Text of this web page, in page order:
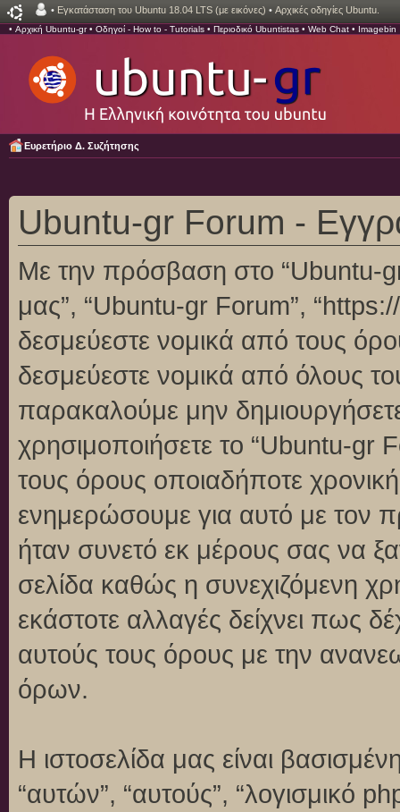
• Εγκατάσταση του Ubuntu 18.04 LTS (με εικόνες) • Αρχικές οδηγίες Ubuntu.
• Αρχική Ubuntu-gr• Οδηγοί - How to - Tutorials • Περιοδικό Ubuntistas • Web Chat • Imagebin
Ευρετήριο Δ. Συζήτησης
Ubuntu-gr Forum -
Με την πρόσβαση στο “Ubuntu-gr
μας”, “Ubuntu-gr Forum”,
δεσμεύεστε νομικά από τους
δεσμεύεστε νομικά από όλους
παρακαλούμε μην
χρησιμοποιήσετε το “Ubuntu-gr
τους όρους οποιαδήποτε
ενημερώσουμε για αυτό με τον
ήταν συνετό εκ μέρους σας να
σελίδα καθώς η συνεχιζόμενη
εκάστοτε αλλαγές δείχνει πως
αυτούς τους όρους με την
όρων.
Η ιστοσελίδα μας είναι
“αυτών”, “αυτούς”, “λογισμικό